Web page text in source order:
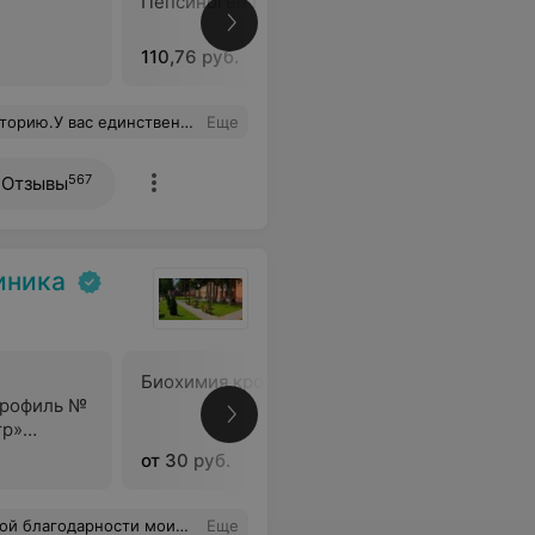
110,76 руб.
медсестра аккуратно и безболезненно взяла кровь.Хотела бы выразить отдельную благодарность девушке на рецепции – Ксении за помощь и подсказки.Желаю Вам процветания и удачи!С уважением,Ольга. Еще
Отзывы567
№
Биохимия крови
от 30 руб.
людей которые с таким вниманием отнеслись ко мне и выполнили эту сложную операцию. Низкий Вам поклон дорогие хирурги за то что вы такие прекраснейшие люди! Храни Вас Бог добрые и внимательные мои спасители!!! Еще